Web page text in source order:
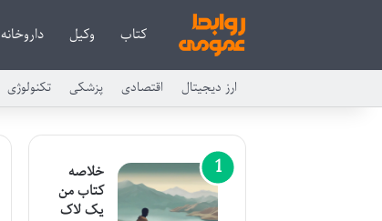
کتاب وکیل داروخانه
ارز دیجیتال اقتصادی پزشکی تکنولوژی
خلاصه
کتاب من
یک لاک